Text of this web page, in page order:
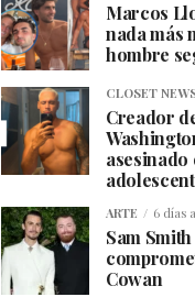
Marcos
nada más
hombre
CLOSET
Creador
asesinado
ARTE 6 días
Sam
Cowan